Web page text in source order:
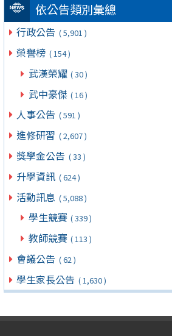
依公告類別彙總
行政公告 ( 5,901 )
榮譽榜 ( 154 )
武漢榮耀 ( 30 )
武中豪傑 ( 16 )
人事公告 ( 591 )
進修研習 ( 2,607 )
獎學金公告 ( 33 )
升學資訊 ( 624 )
活動訊息 ( 5,088 )
學生競賽 ( 339 )
教師競賽 ( 113 )
會議公告 ( 62 )
學生家長公告 ( 1,630 )